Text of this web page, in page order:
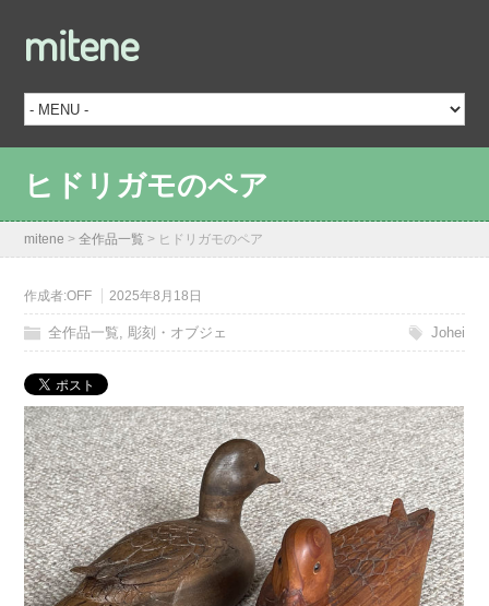
mitene
ヒドリガモのペア
mitene >全作品一覧 > ヒドリガモのペア
作成者:OFF 2025年8月18日
全作品一覧,彫刻・オブジェ Johei